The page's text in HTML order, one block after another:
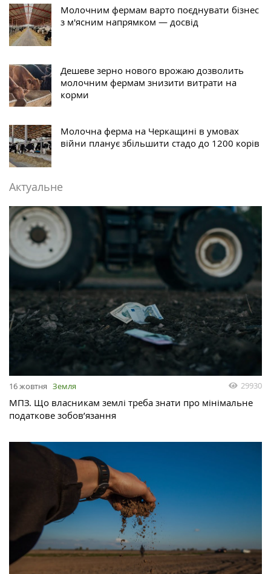
Молочним фермам варто поєднувати бізнес
з м'ясним напрямком — досвід
Дешеве зерно нового врожаю дозволить
молочним фермам знизити витрати на
корми
Молочна ферма на Черкащині в умовах
війни планує збільшити стадо до 1200 корів
Актуальне
16 жовтня Земля 29930
МПЗ. Що власникам землі треба знати про мінімальне
податкове зобов’язання